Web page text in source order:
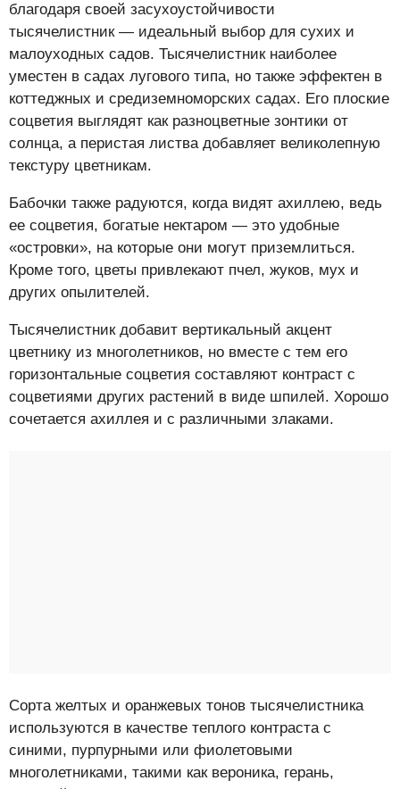
благодаря своей засухоустойчивости
тысячелистник — идеальный выбор для сухих и
малоуходных садов. Тысячелистник наиболее
уместен в садах лугового типа, но также эффектен в
коттеджных и средиземноморских садах. Его плоские
соцветия выглядят как разноцветные зонтики от
солнца, а перистая листва добавляет великолепную
текстуру цветникам.
Бабочки также радуются, когда видят ахиллею, ведь
ее соцветия, богатые нектаром — это удобные
«островки», на которые они могут приземлиться.
Кроме того, цветы привлекают пчел, жуков, мух и
других опылителей.
Тысячелистник добавит вертикальный акцент
цветнику из многолетников, но вместе с тем его
горизонтальные соцветия составляют контраст с
соцветиями других растений в виде шпилей. Хорошо
сочетается ахиллея и с различными злаками.
Сорта желтых и оранжевых тонов тысячелистника
используются в качестве теплого контраста с
синими, пурпурными или фиолетовыми
многолетниками, такими как вероника, герань,